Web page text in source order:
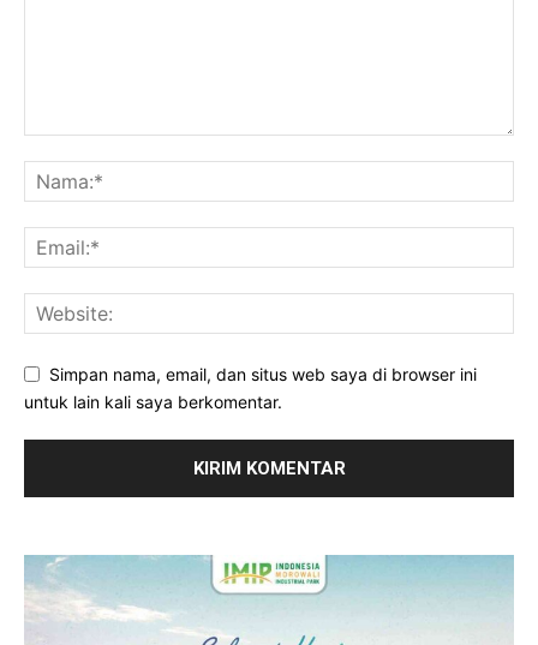
Simpan nama, email, dan situs web saya di browser ini
untuk lain kali saya berkomentar.